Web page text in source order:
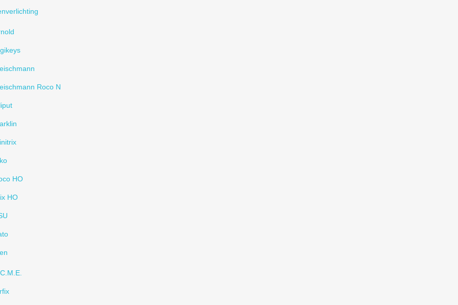
Roco N
HO
HO